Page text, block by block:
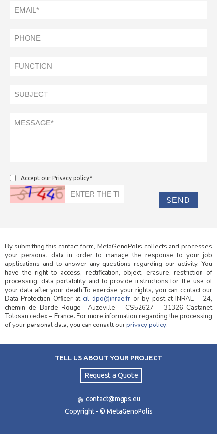
Accept our Privacy policy*
By submitting this contact form, MetaGenoPolis collects and processes
your personal data in order to manage the response to your job
applications and to answer any questions regarding our activity. You
have the right to access, rectification, object, erasure, restriction of
processing, data portability and to provide instructions for the use of
your data after your death.To exercise your rights, you can contact our
Data Protection Officer at cil-dpo@inrae.fr or by post at INRAE – 24,
chemin de Borde Rouge –Auzeville – CS52627 – 31326 Castanet
Tolosan cedex – France. For more information regarding the processing
of your personal data, you can consult ourprivacy policy.
TELL US ABOUT YOUR PROJECT
Request a Quote
contact@mgps.eu
Copyright - © MetaGenoPolis